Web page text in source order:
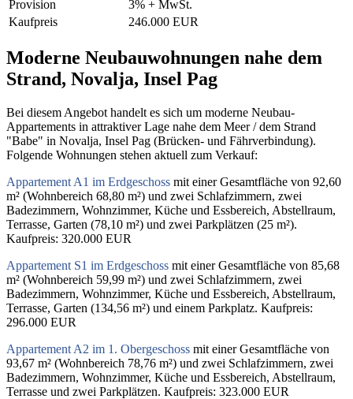
Provision
3% + MwSt.
Kaufpreis
246.000 EUR
Moderne Neubauwohnungen nahe dem
Strand, Novalja, Insel Pag
Bei diesem Angebot handelt es sich um moderne Neubau-
Appartements in attraktiver Lage nahe dem Meer / dem Strand
"Babe" in Novalja, Insel Pag (Brücken- und Fährverbindung).
Folgende Wohnungen stehen aktuell zum Verkauf:
Appartement A1 im Erdgeschoss mit einer Gesamtfläche von 92,60
m² (Wohnbereich 68,80 m²) und zwei Schlafzimmern, zwei
Badezimmern, Wohnzimmer, Küche und Essbereich, Abstellraum,
Terrasse, Garten (78,10 m²) und zwei Parkplätzen (25 m²).
Kaufpreis: 320.000 EUR
Appartement S1 im Erdgeschoss mit einer Gesamtfläche von 85,68
m² (Wohnbereich 59,99 m²) und zwei Schlafzimmern, zwei
Badezimmern, Wohnzimmer, Küche und Essbereich, Abstellraum,
Terrasse, Garten (134,56 m²) und einem Parkplatz. Kaufpreis:
296.000 EUR
Appartement A2 im 1. Obergeschoss mit einer Gesamtfläche von
93,67 m² (Wohnbereich 78,76 m²) und zwei Schlafzimmern, zwei
Badezimmern, Wohnzimmer, Küche und Essbereich, Abstellraum,
Terrasse und zwei Parkplätzen. Kaufpreis: 323.000 EUR